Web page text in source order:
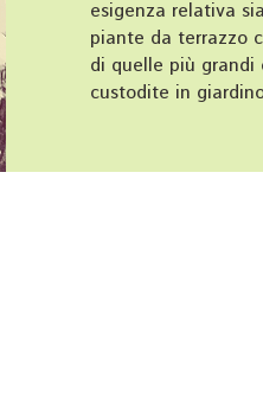
esigenza relativa
piante da terrazzo
di quelle più grandi
custodite in